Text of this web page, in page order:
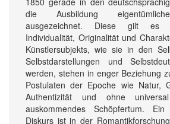
die Ausbildung
ausgezeichnet. Diese gilt es
Individualität, Originalität und
Künstlersubjekts, wie sie in den
Selbstdarstellungen und
werden, stehen in enger Beziehung
Postulaten der Epoche wie Natur,
Authentizität und ohne
auskommendes Schöpfertum. Ein
Diskurs ist in der